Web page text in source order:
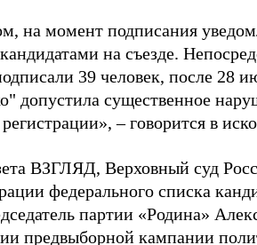
на момент подписания
на съезде.
39 человек, после 28
допустила существенное
– говорится в
ВЗГЛЯД, Верховный суд
федерального списка
партии «Родина»
предвыборной кампании